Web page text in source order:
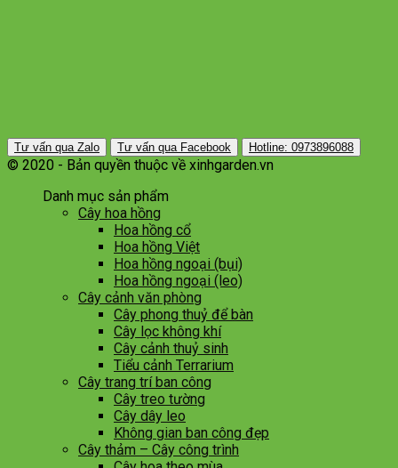
Tư vấn qua Zalo Tư vấn qua Facebook Hotline: 0973896088
© 2020 - Bản quyền thuộc về xinhgarden.vn
Danh mục sản phẩm
Cây hoa hồng
Hoa hồng cổ
Hoa hồng Việt
Hoa hồng ngoại (bụi)
Hoa hồng ngoại (leo)
Cây cảnh văn phòng
Cây phong thuỷ để bàn
Cây lọc không khí
Cây cảnh thuỷ sinh
Tiểu cảnh Terrarium
Cây trang trí ban công
Cây treo tường
Cây dây leo
Không gian ban công đẹp
Cây thảm – Cây công trình